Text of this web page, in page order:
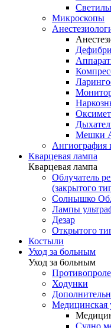
Микроскопы
Мешки
Кварцевая лампа
Кварцевая лампа
Облучатель
(закрытого
Солнышко
Лампы
Дезар
Открытого
Костыли
Уход за больным
Уход за больным
Ходунки
Медицинская
Судно